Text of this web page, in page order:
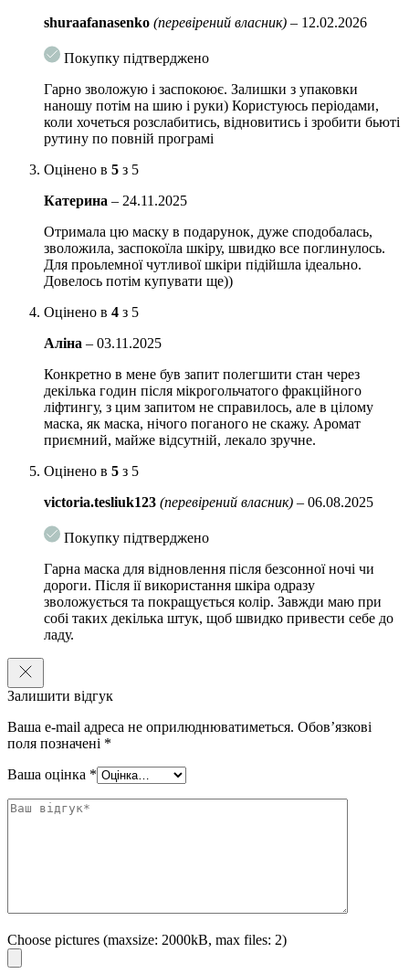
shuraafanasenko (перевірений власник) – 12.02.2026
Покупку підтверджено
Гарно зволожую і заспокоює. Залишки з упаковки
наношу потім на шию і руки) Користуюсь періодами,
коли хочеться розслабитись, відновитись і зробити бьюті
рутину по повній програмі
Оцінено в 5 з 5
Катерина – 24.11.2025
Отримала цю маску в подарунок, дуже сподобалась,
зволожила, заспокоїла шкіру, швидко все поглинулось.
Для проьлемної чутливої шкіри підійшла ідеально.
Довелось потім купувати ще))
Оцінено в 4 з 5
Аліна – 03.11.2025
Конкретно в мене був запит полегшити стан через
декілька годин після мікрогольчатого фракційного
ліфтингу, з цим запитом не справилось, але в цілому
маска, як маска, нічого поганого не скажу. Аромат
приємний, майже відсутній, лекало зручне.
Оцінено в 5 з 5
victoria.tesliuk123 (перевірений власник) – 06.08.2025
Покупку підтверджено
Гарна маска для відновлення після безсонної ночі чи
дороги. Після ії використання шкіра одразу
зволожується та покращується колір. Завжди маю при
собі таких декілька штук, щоб швидко привести себе до
ладу.
Залишити відгук
Ваша e-mail адреса не оприлюднюватиметься. Обов’язкові
поля позначені *
Ваша оцінка *
Choose pictures (maxsize: 2000kB, max files: 2)